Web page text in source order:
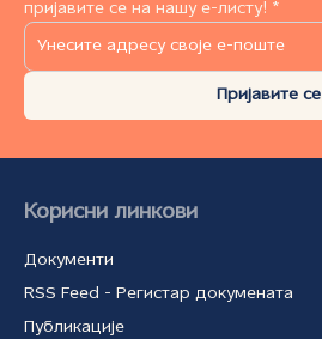
пријавите се на нашу е-листу! *
Пријавите се
Корисни линкови
Документи
RSS Feed - Регистар докумената
Публикације